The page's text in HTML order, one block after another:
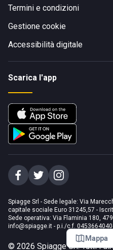
Mappa
Termini e condizioni
Gestione cookie
Accessibilità digitale
Scarica l'app
Spiagge Srl - Sede legale: Via
capitale sociale Euro 31245,57 -
Sede operativa: Via Flaminia 180,
info@spiagge.it - p.i./c.f.
© 2026 Spiagge Srl. Tutti i